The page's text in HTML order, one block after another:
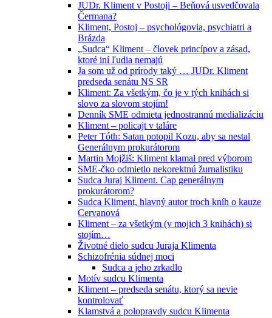
JUDr. Kliment v Postoji – Beňová usvedčovala
Čermana?
Kliment, Postoj – psychológovia, psychiatri a
Brázda
„Sudca“ Kliment – človek princípov a zásad,
ktoré iní ľudia nemajú
Ja som už od prírody taký … JUDr. Kliment
predseda senátu NS SR
Kliment: Za všetkým, čo je v tých knihách si
slovo za slovom stojím!
Denník SME odmieta jednostrannú medializáciu
Kliment – policajt v taláre
Peter Tóth: Satan potopil Kozu, aby sa nestal
Generálnym prokurátorom
Martin Mojžiš: Kliment klamal pred výborom
SME-čko odmietlo nekorektnú žurnalistiku
Sudca Juraj Kliment. Cap generálnym
prokurátorom?
Sudca Kliment, hlavný autor troch kníh o kauze
Cervanová
Kliment – za všetkým (v mojich 3 knihách) si
stojím…
Životné dielo sudcu Juraja Klimenta
Schizofrénia súdnej moci
Sudca a jeho zrkadlo
Motív sudcu Klimenta
Kliment – predseda senátu, ktorý sa nevie
kontrolovať
Klamstvá a polopravdy sudcu Klimenta